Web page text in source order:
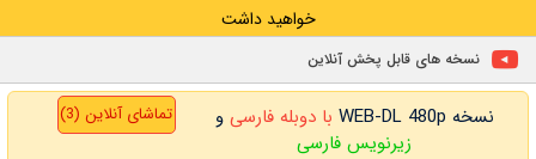
خواهید داشت
نسخه های قابل پخش آنلاین
نسخه WEB-DL 480p با دوبله فارسی و
زیرنویس فارسی
تماشای آنلاین (3)